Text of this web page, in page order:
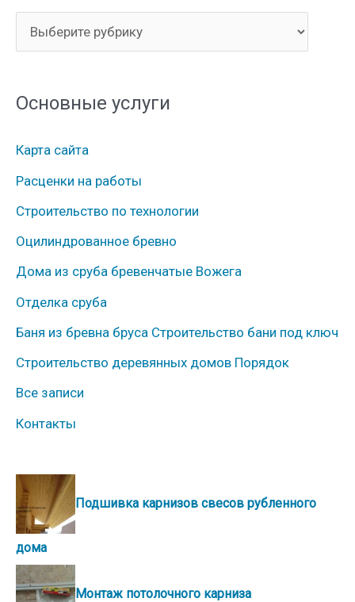
с
р
б
р
и
к
и
Основные услуги
Карта сайта
Расценки на работы
Строительство по технологии
Оцилиндрованное бревно
Дома из сруба бревенчатые Вожега
Отделка сруба
Баня из бревна бруса Строительство бани под ключ
Строительство деревянных домов Порядок
Все записи
Контакты
Подшивка карнизов свесов рубленного
дома
Монтаж потолочного карниза